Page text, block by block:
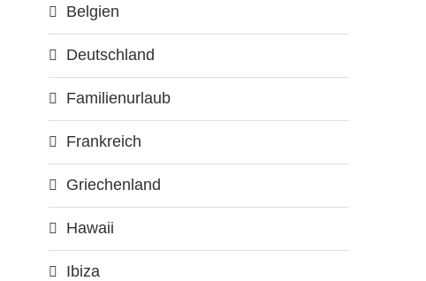
Belgien
Deutschland
Familienurlaub
Frankreich
Griechenland
Hawaii
Ibiza